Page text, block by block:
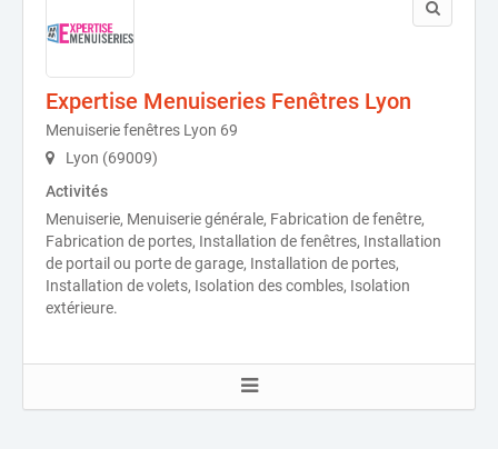
Expertise Menuiseries Fenêtres Lyon
Menuiserie fenêtres Lyon 69
Lyon (69009)
Activités
Menuiserie, Menuiserie générale, Fabrication de fenêtre,
Fabrication de portes, Installation de fenêtres, Installation
de portail ou porte de garage, Installation de portes,
Installation de volets, Isolation des combles, Isolation
extérieure.